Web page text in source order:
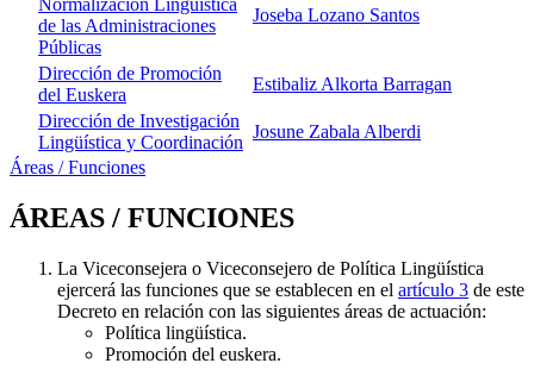
Normalización Lingüística
de las Administraciones
Públicas
Joseba Lozano Santos
Dirección de Promoción
del Euskera
Estibaliz Alkorta Barragan
Dirección de Investigación
Lingüística y Coordinación
Josune Zabala Alberdi
Áreas / Funciones
ÁREAS / FUNCIONES
La Viceconsejera o Viceconsejero de Política Lingüística
ejercerá las funciones que se establecen en el artículo 3 de este
Decreto en relación con las siguientes áreas de actuación:
Política lingüística.
Promoción del euskera.